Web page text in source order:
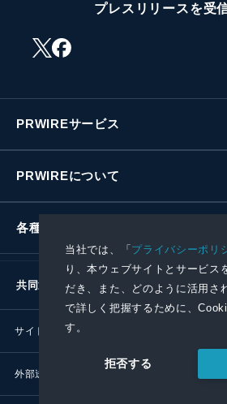
当社では、「プライバシーポリ
り、本ウェブサイトとサービス
だき、また、どのように活用さ
で詳しく把握するために、
す。
拒否する
プレスリリースを受
PRWIREサービス
PRWIREについて
各種お問い合わせ
共同通信社グループ
サイトポリシー
外部送信ポリシー プレ